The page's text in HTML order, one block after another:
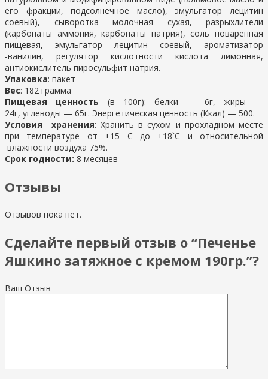
его фракции, подсолнечное масло), эмульгатор лецитин
соевый), сыворотка молочная сухая, разрыхлители
(карбонаты аммония, карбонаты натрия), соль поваренная
пищевая, эмульгатор лецитин соевый, ароматизатор
-ванилин, регулятор кислотности кислота лимонная,
антиокислитель пиросульфит натрия.
Упаковка: пакет
Вес: 182 грамма
Пищевая ценность (в 100г): белки — 6г, жиры —
24г, углеводы — 65г. Энергетическая ценность (Ккал) — 500.
Условия хранения: Хранить в сухом и прохладном месте
при температуре от +15 С до +18`С и относительной
влажности воздуха 75%.
Срок годности: 8 месяцев
Отзывы
Отзывов пока нет.
Сделайте первый отзыв о “Печенье
Яшкино затяжное с кремом 190гр.”?
Ваш Отзыв